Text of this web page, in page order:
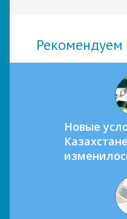
Рекомендуем
Новые